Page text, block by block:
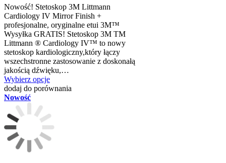
Nowość! Stetoskop 3M Littmann
Cardiology IV Mirror Finish +
profesjonalne, oryginalne etui 3M™
Wysyłka GRATIS! Stetoskop 3M TM
Littmann ® Cardiology IV™ to nowy
stetoskop kardiologiczny,który łączy
wszechstronne zastosowanie z doskonałą
jakością dźwięku,…
Wybierz opcje
dodaj do porównania
Nowość